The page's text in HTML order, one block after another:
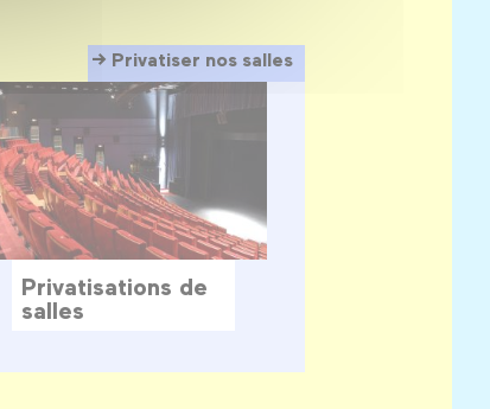
Privatiser nos salles
Privatisations de
salles